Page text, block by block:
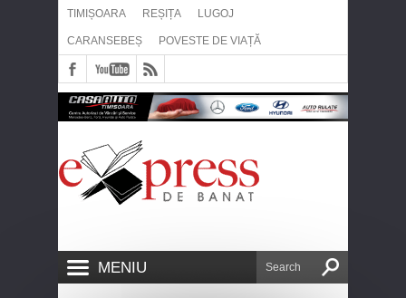
TIMIȘOARA REȘIȚA LUGOJ
CARANSEBEȘ POVESTE DE VIAȚĂ
MENIU